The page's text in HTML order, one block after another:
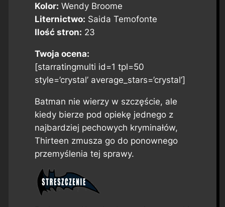
Kolor: Wendy Broome
Liternictwo: Saida Temofonte
Ilość stron: 23
Twoja ocena:
[starratingmulti id=1 tpl=50
style=’crystal’ average_stars=’crystal’]
Batman nie wierzy w szczęście, ale
kiedy bierze pod opiekę jednego z
najbardziej pechowych kryminałów,
Thirteen zmusza go do ponownego
przemyślenia tej sprawy.